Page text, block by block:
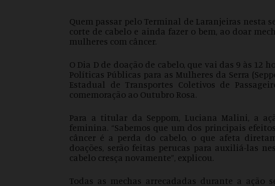
Quem passar pelo Terminal de Laranjeiras nesta
corte de cabelo e ainda fazer o bem, ao doar
mulheres com câncer.
O Dia D de doação de cabelo, que vai das 9 às 12
Políticas Públicas para as Mulheres da Serra
Estadual de Transportes Coletivos de
comemoração ao Outubro Rosa.
Para a titular da Seppom, Luciana Malini, a
feminina. “Sabemos que um dos principais
câncer é a perda do cabelo, o que afeta
doações, serão feitas perucas para auxiliá-las
cabelo cresça novamente”, explicou.
Todas as mechas arrecadadas durante a ação